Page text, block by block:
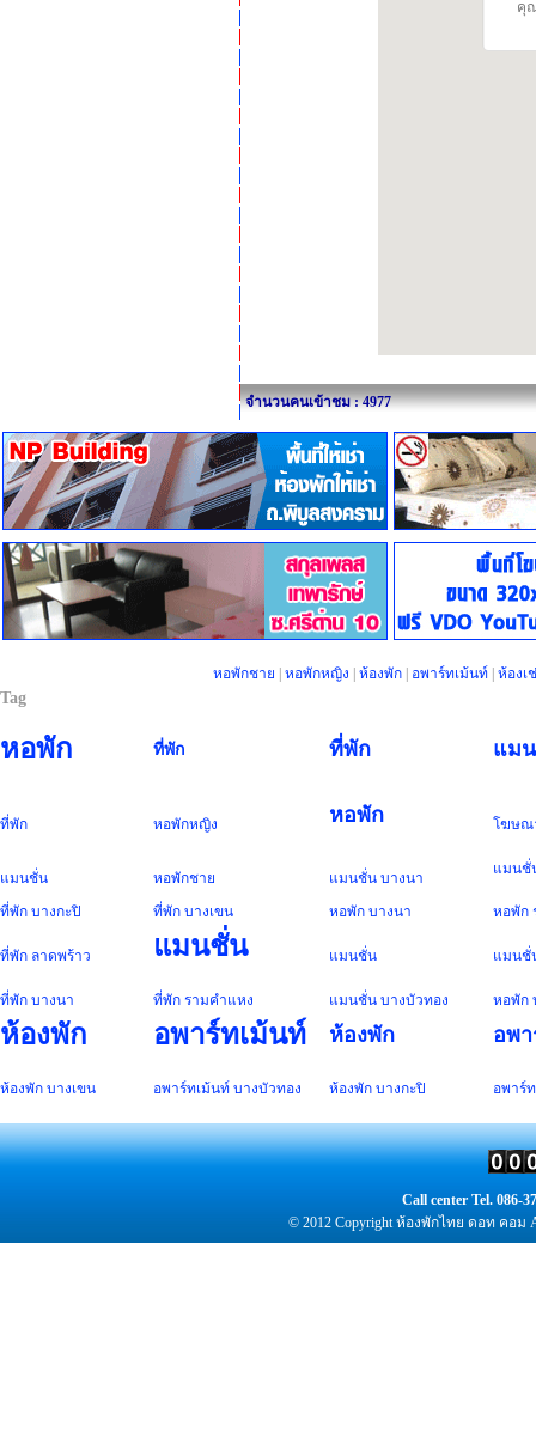
คุ
จำนวนคนเข้าชม : 4977
หอพักชาย |หอพักหญิง |ห้องพัก อพาร์ทเม้นท์ |ห้องเ
Tag
หอพัก ที่พัก ที่พัก แม
ที่พัก หอพักหญิง หอพัก โฆษณ
แมนชั่น หอพักชาย แมนชั่น บางนา
แมนชั่
ที่พัก บางกะปิ ที่พัก บางเขน หอพัก บางนา หอพัก
ที่พัก ลาดพร้าว แมนชั่น แมนชั่น แมนชั่
ที่พัก บางนา ที่พัก รามคำแหง แมนชั่น บางบัวทอง หอพัก
ห้องพัก อพาร์ทเม้นท์ ห้องพัก อพ
ห้องพัก บางเขน อพาร์ทเม้นท์ บางบัวทอง ห้องพัก บางกะปิ อพาร์
Call center Tel. 086-
© 2012 Copyright ห้องพักไทย ดอท คอม